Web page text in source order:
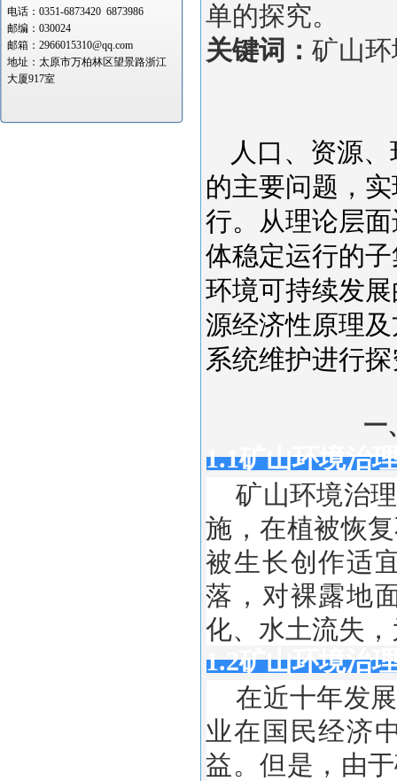
电话：0351-6873420 6873986
邮编：030024
邮箱：2966015310@qq.com
地址：太原市万柏林区望景路浙江
大厦917室
单的探究。
关键词：矿山
人口、资源
的主要问题，
行。从理论层
体稳定运行的
环境可持续发
源经济性原理
系统维护进行
一
1.1矿山环境治
矿山环境治
施，在植被恢
被生长创作适
落，对裸露地
化、水土流失
1.2矿山环境治
在近十年发
业在国民经济
益。但是，由